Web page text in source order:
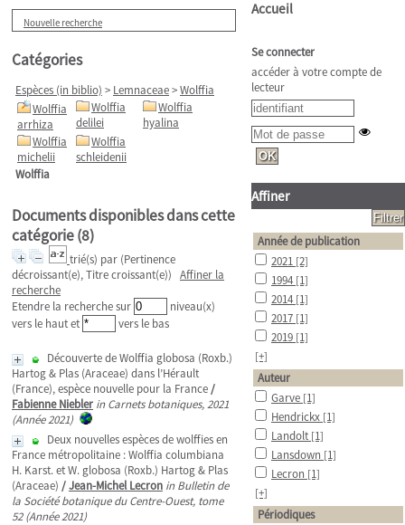
Nouvelle recherche
Catégories
Espèces (in biblio) > Lemnaceae>Wolffia
Wolffia
arrhiza
Wolffia
delilei
Wolffia
hyalina
Wolffia
michelii
Wolffia
schleidenii
Wolffia
Documents disponibles dans cette
catégorie (8)
trié(s) par (Pertinence
décroissant(e), Titre croissant(e)) Affiner la
recherche
Etendre la recherche sur
niveau(x)
vers le haut et
vers le bas
Découverte de Wolffia globosa (Roxb.)
Hartog & Plas (Araceae) dans l’Hérault
(France), espèce nouvelle pour la France/
Fabienne Niebler in Carnets botaniques, 2021
(Année 2021)
Deux nouvelles espèces de wolffies en
France métropolitaine : Wolffia columbiana
H. Karst. et W. globosa (Roxb.) Hartog & Plas
(Araceae) /Jean-Michel Lecron in Bulletin de
la Société botanique du Centre-Ouest, tome
52 (Année 2021)
Accueil
Se connecter
accéder à votre compte de
lecteur
Affiner
Année de publication
2021 [2]
1994 [1]
2014 [1]
2017 [1]
2019 [1]
[+]
Auteur
Garve [1]
Hendrickx [1]
Landolt [1]
Lansdown [1]
Lecron [1]
[+]
Périodiques